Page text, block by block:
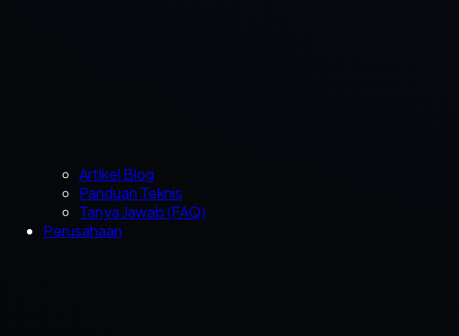
Artikel Blog
Panduan Teknis
Tanya Jawab (FAQ)
Perusahaan